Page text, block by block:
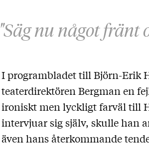
"Säg nu något fränt
Om
texten
I programbladet till Björn-Erik
teaterdirektören Bergman en
ironiskt men lyckligt farväl till
intervjuar sig själv, skulle han
även hans återkommande